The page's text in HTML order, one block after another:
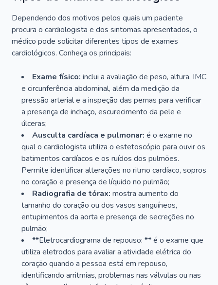
Dependendo dos motivos pelos quais um paciente
procura o cardiologista e dos sintomas apresentados, o
médico pode solicitar diferentes tipos de exames
cardiológicos. Conheça os principais:
Exame físico: inclui a avaliação de peso, altura, IMC
e circunferência abdominal, além da medição da
pressão arterial e a inspeção das pernas para verificar
a presença de inchaço, escurecimento da pele e
úlceras;
Ausculta cardíaca e pulmonar: é o exame no
qual o cardiologista utiliza o estetoscópio para ouvir os
batimentos cardíacos e os ruídos dos pulmões.
Permite identificar alterações no ritmo cardíaco, sopros
no coração e presença de líquido no pulmão;
Radiografia de tórax: mostra aumento do
tamanho do coração ou dos vasos sanguíneos,
entupimentos da aorta e presença de secreções no
pulmão;
**Eletrocardiograma de repouso: ** é o exame que
utiliza eletrodos para avaliar a atividade elétrica do
coração quando a pessoa está em repouso,
identificando arritmias, problemas nas válvulas ou nas